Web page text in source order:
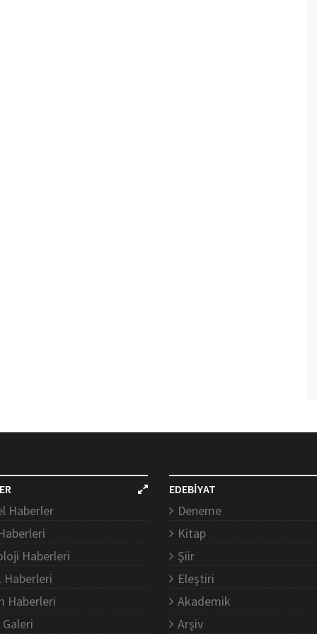
Haberler
Haberleri
Haberleri
Haberleri
EDEBİYAT
Deneme
Kitap
Şiir
Eleştiri
Akademik
Arşiv